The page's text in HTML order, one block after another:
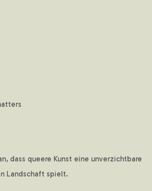
dass queere Kunst eine unverzichtbare
Landschaft spielt.